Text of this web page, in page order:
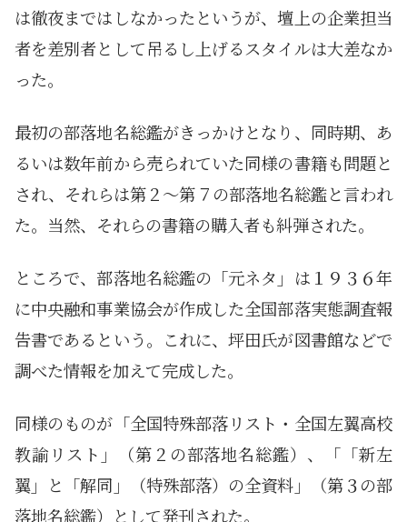
は徹夜まではしなかったというが、壇上の企業担当
者を差別者として吊るし上げるスタイルは大差なか
った。
最初の部落地名総鑑がきっかけとなり、同時期、あ
るいは数年前から売られていた同様の書籍も問題と
され、それらは第２～第７の部落地名総鑑と言われ
た。当然、それらの書籍の購入者も糾弾された。
ところで、部落地名総鑑の「元ネタ」は１９３６年
に中央融和事業協会が作成した全国部落実態調査報
告書であるという。これに、坪田氏が図書館などで
調べた情報を加えて完成した。
同様のものが「全国特殊部落リスト・全国左翼高校
教諭リスト」（第２の部落地名総鑑）、「「新左
翼」と「解同」（特殊部落）の全資料」（第３の部
落地名総鑑）として発刊された。